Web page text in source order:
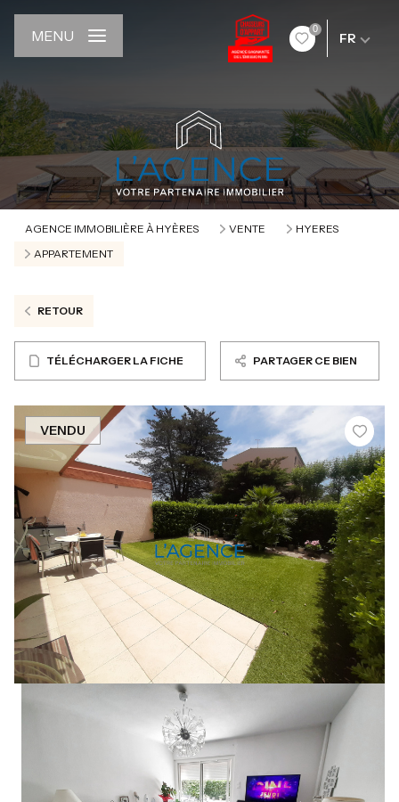
0
FR
MENU
AGENCE IMMOBILIÈRE À HYÈRES VENTE
HYERES
APPARTEMENT
RETOUR
TÉLÉCHARGER LA FICHE PARTAGER CE BIEN
VENDU